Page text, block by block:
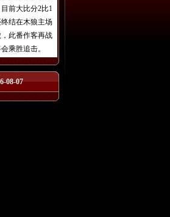
前大比分2比1
结在木狼主场
此番作客再战
乘胜追击。
08-07